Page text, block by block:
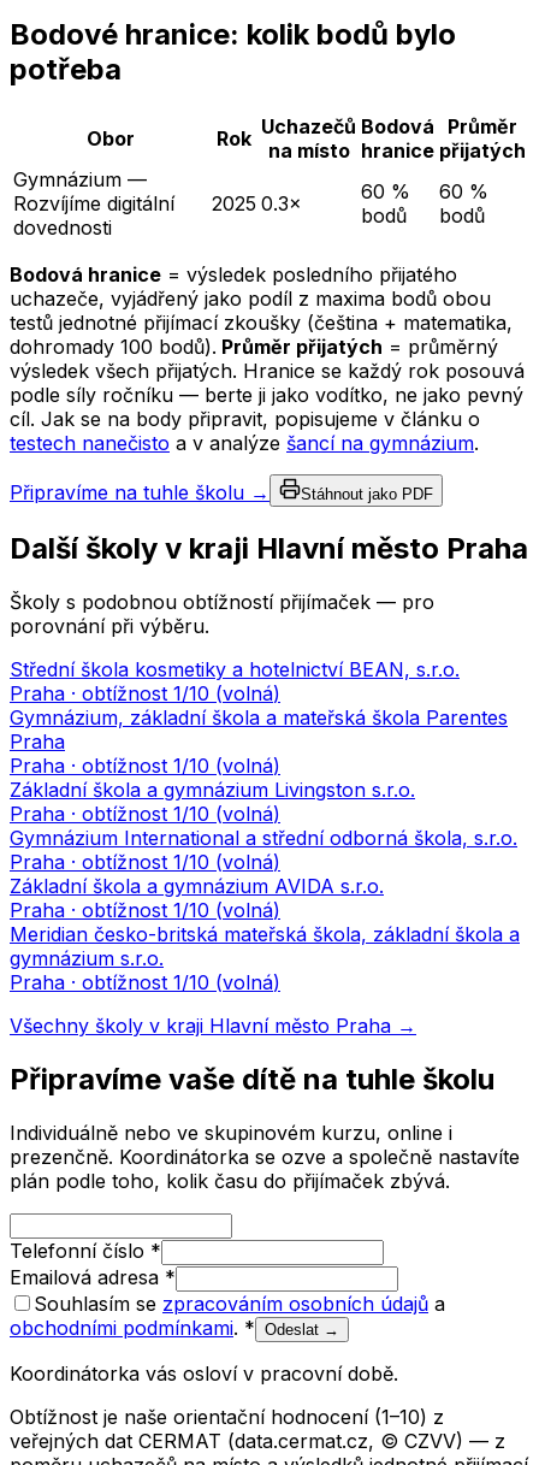
Bodové hranice: kolik bodů bylo
potřeba
Obor Rok Uchazečů
na místo
Bodová
hranice
Průměr
přijatých
Gymnázium —
Rozvíjíme digitální
dovednosti
2025 0.3×
60 %
bodů
60 %
bodů
Bodová hranice = výsledek posledního přijatého
uchazeče, vyjádřený jako podíl z maxima bodů obou
testů jednotné přijímací zkoušky (čeština + matematika,
dohromady 100 bodů). Průměr přijatých = průměrný
výsledek všech přijatých. Hranice se každý rok posouvá
podle síly ročníku — berte ji jako vodítko, ne jako pevný
cíl. Jak se na body připravit, popisujeme v článku o
testech nanečisto a v analýze šancí na gymnázium.
Připravíme na tuhle školu → Stáhnout jako PDF
Další školy v kraji Hlavní město Praha
Školy s podobnou obtížností přijímaček — pro
porovnání při výběru.
Střední škola kosmetiky a hotelnictví BEAN, s.r.o.
Praha · obtížnost 1/10 (volná)
Gymnázium, základní škola a mateřská škola Parentes
Praha
Praha · obtížnost 1/10 (volná)
Základní škola a gymnázium Livingston s.r.o.
Praha · obtížnost 1/10 (volná)
Gymnázium International a střední odborná škola, s.r.o.
Praha · obtížnost 1/10 (volná)
Základní škola a gymnázium AVIDA s.r.o.
Praha · obtížnost 1/10 (volná)
Meridian česko-britská mateřská škola, základní škola a
gymnázium s.r.o.
Praha · obtížnost 1/10 (volná)
Všechny školy v kraji Hlavní město Praha →
Připravíme vaše dítě na tuhle školu
Individuálně nebo ve skupinovém kurzu, online i
prezenčně. Koordinátorka se ozve a společně nastavíte
plán podle toho, kolik času do přijímaček zbývá.
Telefonní číslo *
Emailová adresa *
Souhlasím se zpracováním osobních údajů a
obchodními podmínkami. * Odeslat →
Koordinátorka vás osloví v pracovní době.
Obtížnost je naše orientační hodnocení (1–10) z
veřejných dat CERMAT (data.cermat.cz, © CZVV) — z